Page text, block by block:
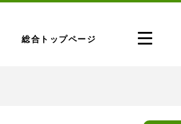
総合トップページ